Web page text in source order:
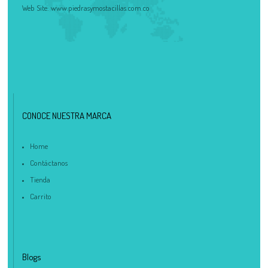
Web Site: www.piedrasymostacillas.com.co
CONOCE NUESTRA MARCA
Home
Contáctanos
Tienda
Carrito
Blogs